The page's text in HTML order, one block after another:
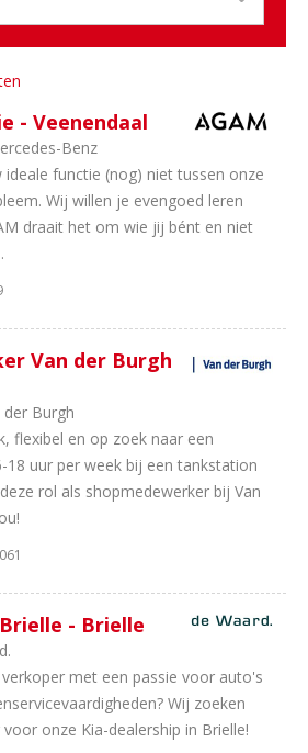
- Veenendaal
Benz
functie (nog) niet tussen onze
Wij willen je evengoed leren
draait het om wie jij bént en niet
Van der Burgh
Burgh
flexibel en op zoek naar een
uur per week bij een tankstation
rol als shopmedewerker bij Van
- Brielle
met een passie voor auto's
Wij zoeken
onze Kia-dealership in Brielle!